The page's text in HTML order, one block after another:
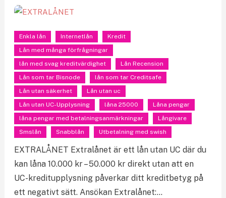
Enkla lån Internetlån
Kredit
Lån med många förfrågningar
lån med svag kreditvärdighet
Lån Recension
Lån som tar Bisnode
lån som tar Creditsafe
Lån utan säkerhet
Lån utan uc
Lån utan UC-Upplysning
låna 25000
Låna pengar
låna pengar med betalningsanmärkningar
Långivare
Smslån
Snabblån Utbetalning med swish
EXTRALÅNET Extralånet är ett lån utan UC där du
kan låna 10.000 kr – 50.000 kr direkt utan att en
UC-kreditupplysning påverkar ditt kreditbetyg på
ett negativt sätt. Ansökan Extralånet:…